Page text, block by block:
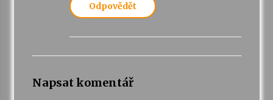
Odpovědět
Napsat komentář